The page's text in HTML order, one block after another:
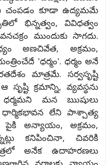
కూడా ఉద్యమమే
భిన్నత్వం, వివిధత్వం
ముందుకు సాగదు.
అణచివేత, అక్రమం,
'ధర్మం'. ధర్మం అనే
మాత్రమే. సర్వసృష్టి
క్రమాన్ని, వ్యవస్థను
ధర్మమని మన ఋషులు
లేని పాశ్చాత్య
పైకి అన్యాయం, అక్రమం,
కనిపించినా, చివరికి
అనేక ఉదాహరణలు